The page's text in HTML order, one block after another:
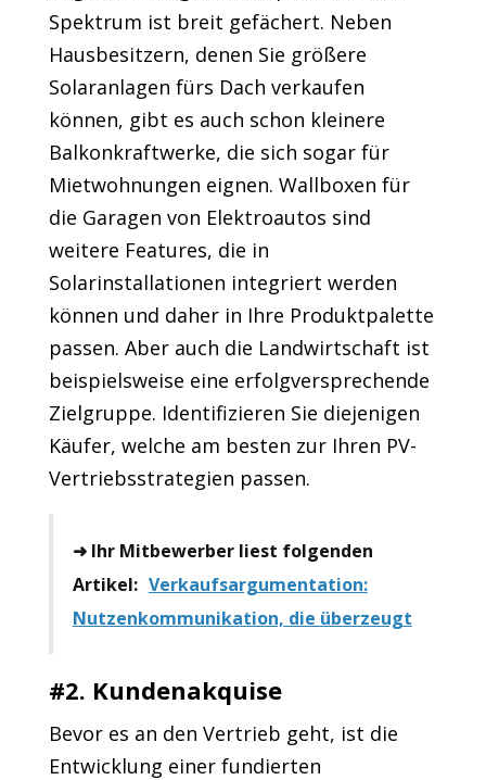
Spektrum ist breit gefächert. Neben
Hausbesitzern, denen Sie größere
Solaranlagen fürs Dach verkaufen
können, gibt es auch schon kleinere
Balkonkraftwerke, die sich sogar für
Mietwohnungen eignen. Wallboxen für
die Garagen von Elektroautos sind
weitere Features, die in
Solarinstallationen integriert werden
können und daher in Ihre Produktpalette
passen. Aber auch die Landwirtschaft ist
beispielsweise eine erfolgversprechende
Zielgruppe. Identifizieren Sie diejenigen
Käufer, welche am besten zur Ihren PV-
Vertriebsstrategien passen.
➜ Ihr Mitbewerber liest folgenden
Artikel: Verkaufsargumentation:
Nutzenkommunikation, die überzeugt
#2. Kundenakquise
Bevor es an den Vertrieb geht, ist die
Entwicklung einer fundierten